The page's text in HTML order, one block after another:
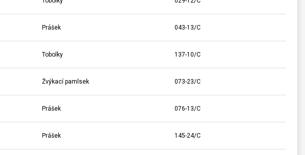
Prášek 043-13/C
Tobolky 137-10/C
Žvýkací pamlsek 073-23/C
Prášek 076-13/C
Prášek 145-24/C